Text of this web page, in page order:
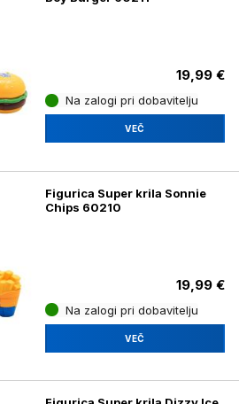
19,99 €
Na zalogi pri dobavitelju
VEČ
Figurica Super krila Sonnie
Chips 60210
19,99 €
Na zalogi pri dobavitelju
VEČ